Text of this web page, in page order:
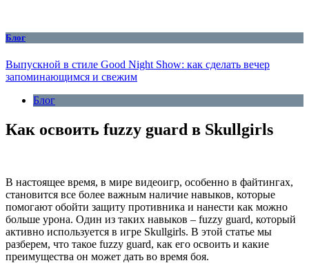
Блог
Выпускной в стиле Good Night Show: как сделать вечер
запоминающимся и свежим
Блог
Как освоить fuzzy guard в Skullgirls
В настоящее время, в мире видеоигр, особенно в файтингах,
становится все более важным наличие навыков, которые
помогают обойти защиту противника и нанести как можно
больше урона. Один из таких навыков – fuzzy guard, который
активно используется в игре Skullgirls. В этой статье мы
разберем, что такое fuzzy guard, как его освоить и какие
преимущества он может дать во время боя.